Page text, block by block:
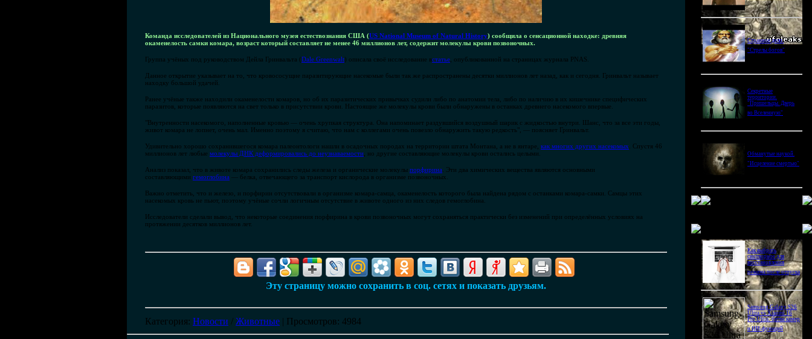
Команда исследователей из Национального музея естествознания США (US National Museum of Natural History) сообщила о сенсационной находке: древняя
окаменелость самки комара, возраст который составляет не менее 46 миллионов лет, содержит молекулы крови позвоночных.
Группа учёных под руководством Дейла Гринвальта (Dale Greenwalt) описала своё исследование встатье , опубликованной на страницах журнала PNAS.
Данное открытие указывает на то, что кровососущие паразитирующие насекомые были так же распространены десятки миллионов лет назад, как и сегодня. Гринвальт называет
находку большой удачей.
Ранее учёные также находили окаменелости комаров, но об их паразитических привычках судили либо по анатомии тела, либо по наличию в их кишечнике специфических
паразитов, которые появляются на свет только в присутствии крови. Настоящие же молекулы крови были обнаружены в останках древнего насекомого впервые.
"Внутренности насекомого, наполненные кровью — очень хрупкая структура. Она напоминает раздувшийся воздушный шарик с жидкостью внутри. Шанс, что за все эти годы,
живот комара не лопнет, очень мал. Именно поэтому я считаю, что нам с коллегами очень повезло обнаружить такую редкость", — поясняет Гринвальт.
Удивительно хорошо сохранившегося комара палеонтологи нашли в осадочных породах на территории штата Монтана, а не в янтаре, как многих других насекомых . Спустя 46
миллионов лет любые молекулы ДНК деформировались до неузнаваемости , но другие составляющие молекулы крови остались целыми.
Анализ показал, что в животе комара сохранились следы железа и органические молекулы порфирина . Эти два химических вещества являются основными
составляющими гемоглобина — белка, отвечающего за транспорт кислорода в организме позвоночных.
Важно отметить, что и железо, и порфирин отсутствовали в организме комара-самца, окаменелость которого была найдена рядом с останками комара-самки. Самцы этих
насекомых кровь не пьют, поэтому учёные сочли логичным отсутствие в животе одного из них следов гемоглобина.
Исследователи сделали вывод, что некоторые соединения порфирина в крови позвоночных могут сохраняться практически без изменений при определённых условиях на
протяжении десятков миллионов лет.
Эту страницу можно сохранить в соц. сетях и показать друзьям.
Категория: Новости / Животные | Просмотров: 4984
Странное дело.
"Стрелы богов"
Секретные
территории.
"Пришельцы. Дверь
во Вселенную"
Обманутые наукой.
"Исцеление смертью"
Как выбрать
снотворное для
восстановления
режима после отпуска
Samsung Galaxy S26
Ultra vs Xiaomi 16
Pro Ultra: битва камер
и ИИ-функций